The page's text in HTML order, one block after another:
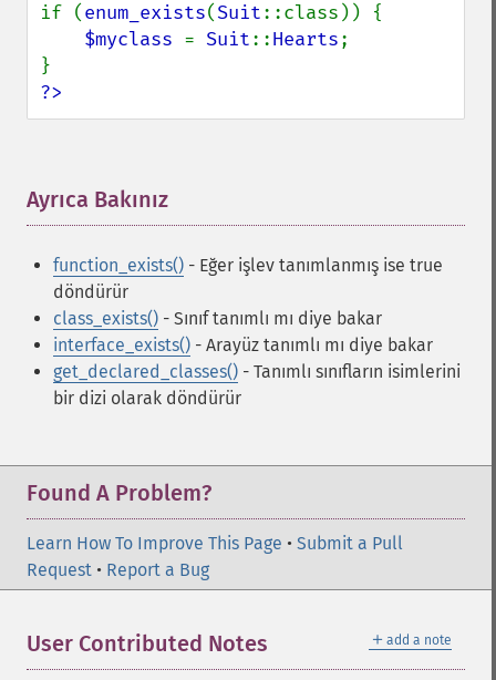
if (enum_exists(Suit::class)) {
$myclass = Suit::Hearts;
?>
Ayrıca Bakınız
function_exists() - Eğer işlev tanımlanmış ise true
döndürür
class_exists() - Sınıf tanımlı mı diye bakar
interface_exists() - Arayüz tanımlı mı diye bakar
get_declared_classes() - Tanımlı sınıfların isimlerini
bir dizi olarak döndürür
Found A Problem?
Learn How To Improve This Page • Submit a Pull
Request • Report a Bug
＋ add a note
User Contributed Notes